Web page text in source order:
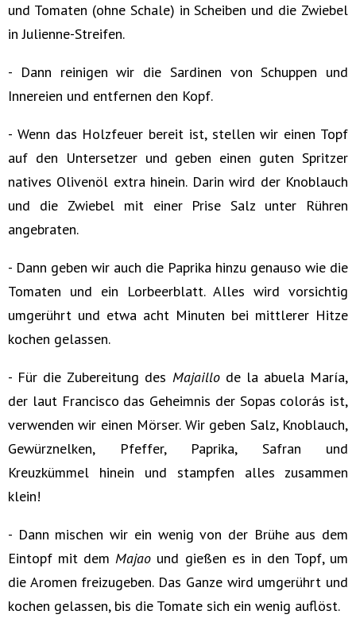
und Tomaten (ohne Schale) in Scheiben und die Zwiebel
in Julienne-Streifen.
- Dann reinigen wir die Sardinen von Schuppen und
Innereien und entfernen den Kopf.
- Wenn das Holzfeuer bereit ist, stellen wir einen Topf
auf den Untersetzer und geben einen guten Spritzer
natives Olivenöl extra hinein. Darin wird der Knoblauch
und die Zwiebel mit einer Prise Salz unter Rühren
angebraten.
- Dann geben wir auch die Paprika hinzu genauso wie die
Tomaten und ein Lorbeerblatt. Alles wird vorsichtig
umgerührt und etwa acht Minuten bei mittlerer Hitze
kochen gelassen.
- Für die Zubereitung des Majaillode la abuela María,
der laut Francisco das Geheimnis der Sopas colorás ist,
verwenden wir einen Mörser. Wir geben Salz, Knoblauch,
Gewürznelken, Pfeffer, Paprika, Safran und
Kreuzkümmel hinein und stampfen alles zusammen
klein!
- Dann mischen wir ein wenig von der Brühe aus dem
Eintopf mit demMajao und gießen es in den Topf, um
die Aromen freizugeben. Das Ganze wird umgerührt und
kochen gelassen, bis die Tomate sich ein wenig auflöst.